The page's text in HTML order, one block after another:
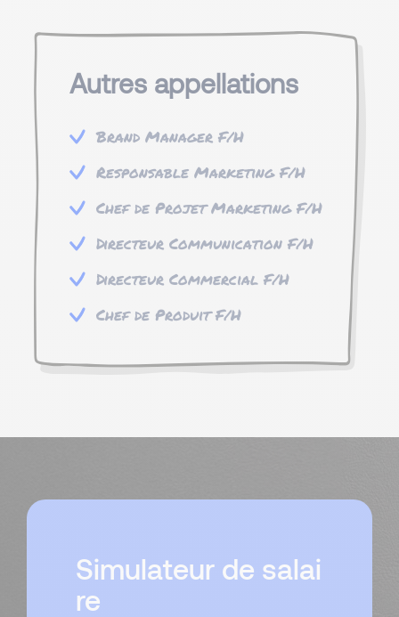
Autres appellations
Brand Manager F/H
Responsable Marketing F/H
Chef de Projet Marketing F/H
Directeur Communication F/H
Directeur Commercial F/H
Chef de Produit F/H
Simulateur de salai
re